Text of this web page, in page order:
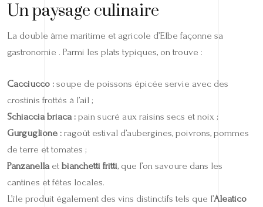
Un paysage culinaire
La double âme maritime et agricole d’Elbe façonne sa
gastronomie . Parmi les plats typiques, on trouve :
Cacciucco : soupe de poissons épicée servie avec des
crostinis frottés à l’ail ;
Schiaccia briaca : pain sucré aux raisins secs et noix ;
Gurguglione : ragoût estival d’aubergines, poivrons, pommes
de terre et tomates ;
Panzanellaet bianchetti fritti, que l’on savoure dans les
cantines et fêtes locales.
L’île produit également des vins distinctifs tels que l’Aleatico